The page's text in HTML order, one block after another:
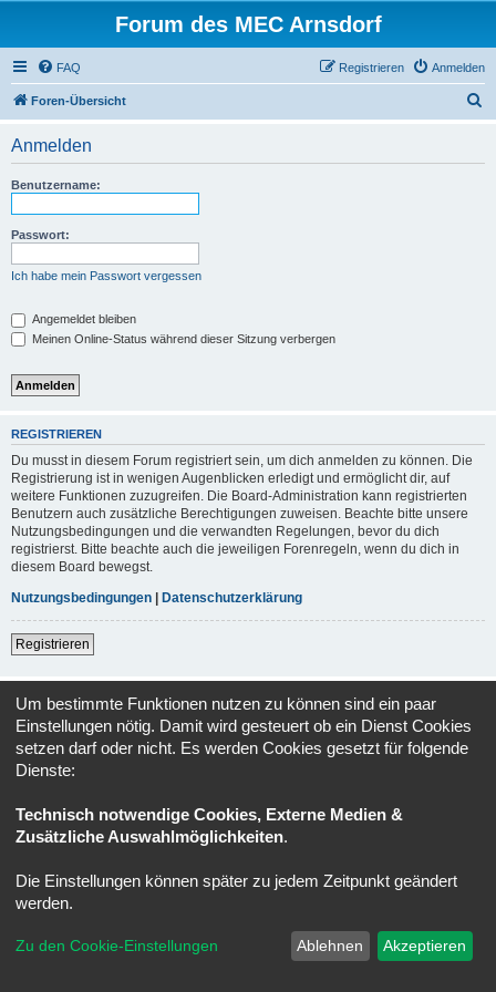
Forum des MEC Arnsdorf
FAQ Anmelden
Registrieren
Foren-Übersicht
Anmelden
Benutzername:
Passwort:
Ich habe mein Passwort vergessen
Angemeldet bleiben
Meinen Online-Status während dieser Sitzung verbergen
REGISTRIEREN
Du musst in diesem Forum registriert sein, um dich anmelden zu können. Die
Registrierung ist in wenigen Augenblicken erledigt und ermöglicht dir, auf
weitere Funktionen zuzugreifen. Die Board-Administration kann registrierten
Benutzern auch zusätzliche Berechtigungen zuweisen. Beachte bitte unsere
Nutzungsbedingungen und die verwandten Regelungen, bevor du dich
registrierst. Bitte beachte auch die jeweiligen Forenregeln, wenn du dich in
diesem Board bewegst.
Nutzungsbedingungen | Datenschutzerklärung
Registrieren
Foren-Übersicht Alle Zeiten sindUTC+02:00
Powered by phpBB
® Forum Software © phpBB Limited
phpBB.de
Um bestimmte Funktionen nutzen zu können sind ein paar
Einstellungen nötig. Damit wird gesteuert ob ein Dienst Cookies
setzen darf oder nicht. Es werden Cookies gesetzt für folgende
Dienste:
Technisch notwendige Cookies, Externe Medien &
Zusätzliche Auswahlmöglichkeiten.
Die Einstellungen können später zu jedem Zeitpunkt geändert
werden.
Zu den Cookie-Einstellungen Ablehnen Akzeptieren